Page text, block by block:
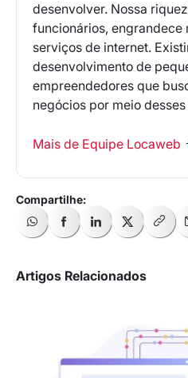
desenvolver. Nossa
funcionários, engrandece
serviços de internet.
desenvolvimento de
empreendedores que
negócios por meio
Mais de Equipe Locaweb
Artigos Relacionados